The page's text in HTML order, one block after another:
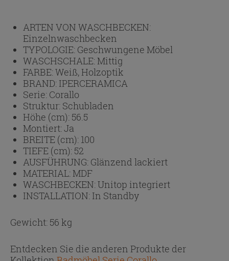
ARTEN VON WASCHBECKEN:
Einzelnwaschbecken
TYPOLOGIE: Geschwungene Möbel
WASCHSCHALE:Mittig
FARBE:Weiß, Holzoptik
BRAND: IPERCERAMICA
Serie: Corallo
Struktur: Schubladen
Höhe (cm): 56.5
Montiert:Ja
BREITE (cm): 100
TIEFE (cm): 52
AUSFÜHRUNG: Glänzend lackiert
MATERIAL:MDF
WASCHBECKEN:Unitop integriert
INSTALLATION: In Standby
Gewicht: 56 kg
Entdecken Sie die anderen Produkte der